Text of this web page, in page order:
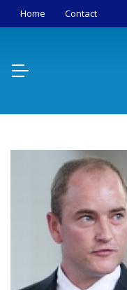
Home Contact